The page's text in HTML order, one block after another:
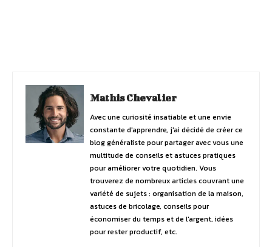
Mathis Chevalier
Avec une curiosité insatiable et une envie
constante d'apprendre, j'ai décidé de créer ce
blog généraliste pour partager avec vous une
multitude de conseils et astuces pratiques
pour améliorer votre quotidien. Vous
trouverez de nombreux articles couvrant une
variété de sujets : organisation de la maison,
astuces de bricolage, conseils pour
économiser du temps et de l'argent, idées
pour rester productif, etc.